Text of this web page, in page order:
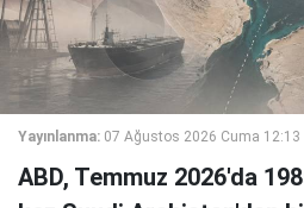
Yayınlanma: 07 Ağustos 2026 Cuma 12:13
ABD, Temmuz 2026'da